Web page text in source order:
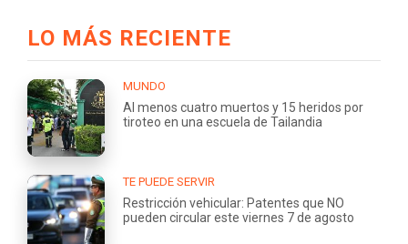
LO MÁS RECIENTE
MUNDO
Al menos cuatro muertos y 15 heridos por
tiroteo en una escuela de Tailandia
TE PUEDE SERVIR
Restricción vehicular: Patentes que NO
pueden circular este viernes 7 de agosto